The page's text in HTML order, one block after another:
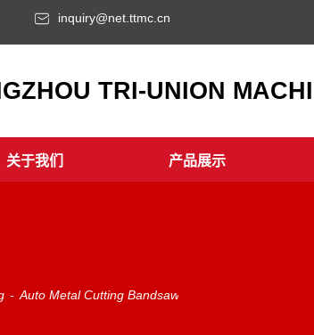
inquiry@net.ttmc.cn
TRI-UNION
关于我们 产品展示
- Auto Metal Cutting Bandsaw